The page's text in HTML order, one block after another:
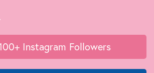
Instagram Followers